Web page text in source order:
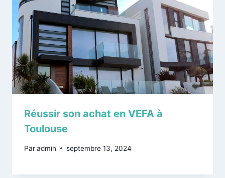
Réussir son achat en VEFA à
Toulouse
Paradmin septembre 13, 2024